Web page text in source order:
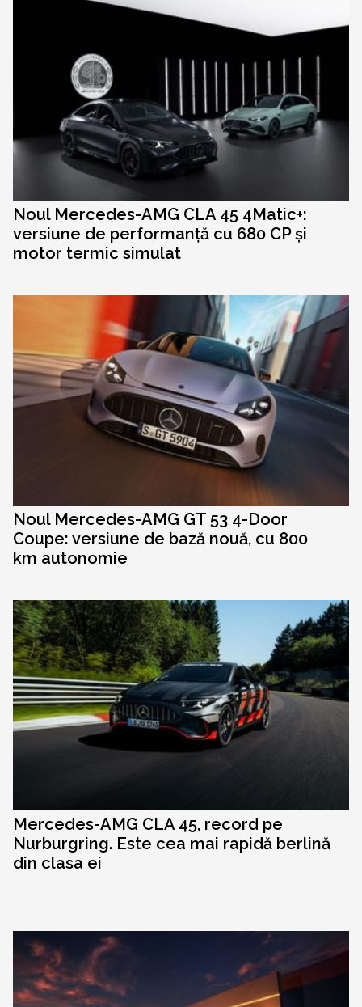
Noul Mercedes-AMG CLA 45 4Matic+:
versiune de performanță cu 680 CP și
motor termic simulat
Noul Mercedes-AMG GT 53 4-Door
Coupe: versiune de bază nouă, cu 800
km autonomie
Mercedes-AMG CLA 45, record pe
Nurburgring. Este cea mai rapidă berlină
din clasa ei